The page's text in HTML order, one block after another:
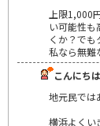
上限1,000
い可能性
くか？でも
私なら無難
こんにちは
地元民で
横浜よくい